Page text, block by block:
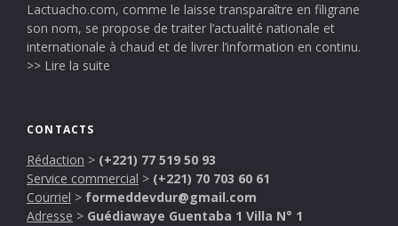
Lactuacho.com, comme le laisse transparaître en filigrane
son nom, se propose de traiter l’actualité nationale et
internationale à chaud et de livrer l’information en continu.
>> Lire la suite
CONTACTS
Rédaction > (+221) 77 519 50 93
Service commercial > (+221) 70 703 60 61
Courriel > formeddevdur@gmail.com
Adresse > Guédiawaye Guentaba 1 Villa N° 1